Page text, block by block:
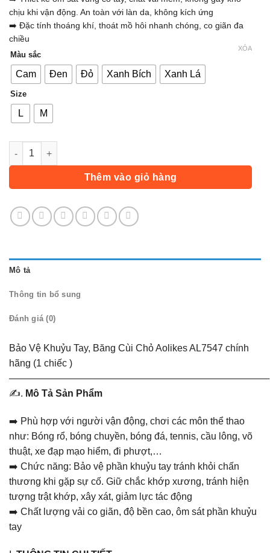
chịu khi vận động. An toàn với làn da, không kích ứng
➡️ Đặc tính thoáng khí, thoát mồ hôi nhanh chóng, co giãn đa
chiều
Màu sắc
Cam Đen Đỏ Xanh Bích Xanh Lá
Size
L M
XÓA
Bảo Vệ Khuỷu Tay, Băng Cùi Chỏ Aolikes AL7547 chính hãng
Thêm vào giỏ hàng
Mô tả
Thông tin bổ sung
Đánh giá (0)
Bảo Vệ Khuỷu Tay, Băng Cùi Chỏ Aolikes AL7547 chính
hãng (1 chiếc )
✍️. Mô Tả Sản Phẩm
➡️ Phù hợp với người vận động, chơi các môn thể thao
như: Bóng rổ, bóng chuyền, bóng đá, tennis, cầu lông, võ
thuật, xe đạp mạo hiểm, đi phượt,…
➡️ Chức năng: Bảo vệ phần khuỷu tay tránh khỏi chấn
thương khi gặp sự cố. Giữ chắc khớp xương, tránh hiện
tượng trật khớp, xây xát, giảm lực tác động
➡️ Chất lượng vải co giãn, độ bền cao, ôm sát phần khuỷu
tay